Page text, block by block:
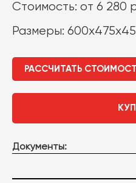
Стоимость: от 6 280
Размеры:
РАССЧИТАТЬ
Документы: